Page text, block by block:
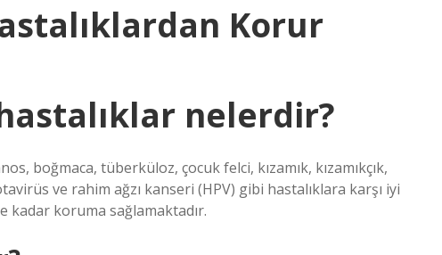
Korur
nelerdir?
boğmaca, tüberküloz, çocuk felci, kızamık, kızamıkçık,
ve rahim ağzı kanseri (HPV) gibi hastalıklara karşı iyi
kadar koruma sağlamaktadır.